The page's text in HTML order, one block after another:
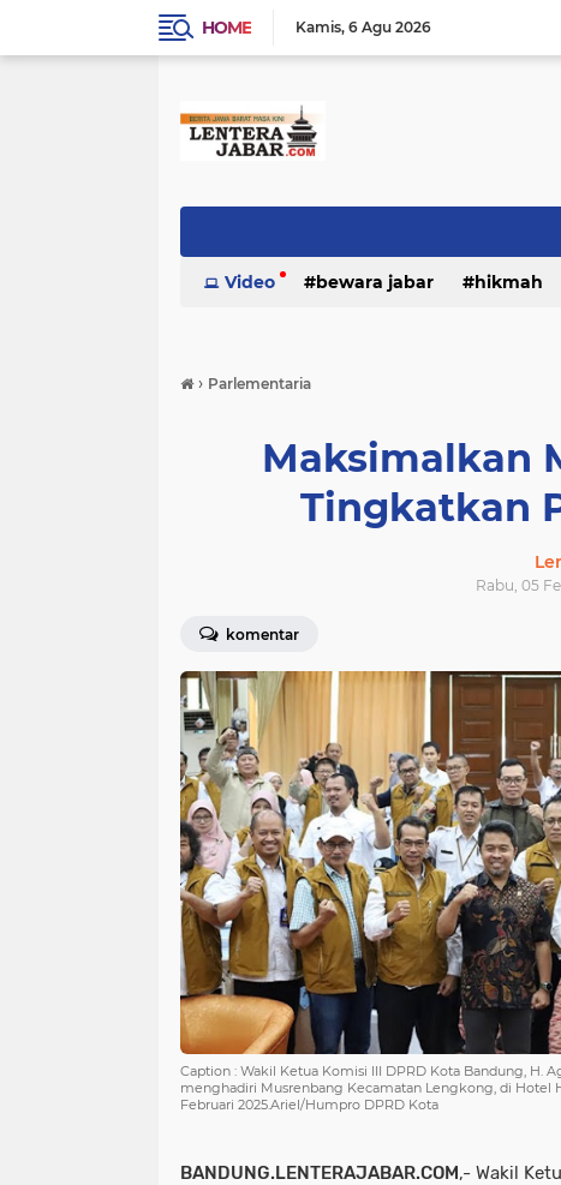
HOME Kamis 6 Agu 2026
Video bewara jabar hikmah
› Parlementaria
Maksimalkan
Tingkatkan
Rabu, 05
komentar
Caption : Wakil Ketua Komisi III DPRD Kota Bandung, H.
menghadiri Musrenbang Kecamatan Lengkong, di Hotel
Februari 2025.Ariel/Humpro DPRD Kota
BANDUNG.LENTERAJABAR.COM,- Wakil